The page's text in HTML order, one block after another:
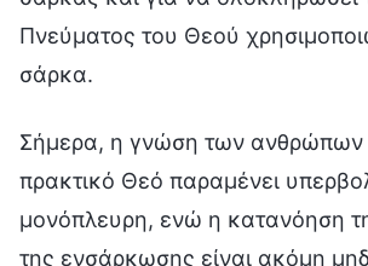
Πνεύματος του Θεού
σάρκα.
Σήμερα, η γνώση των ανθρώπων
πρακτικό Θεό παραμένει
μονόπλευρη, ενώ η κατανόηση
της ενσάρκωσης είναι ακόμη